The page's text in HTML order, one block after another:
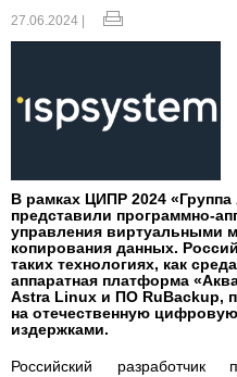
27.06.2024 |
В рамках ЦИПР 2024
представили программно-
управления виртуальными
копирования данных.
таких технологиях, как
аппаратная платформа
Astra Linux и ПО RuBackup,
на отечественную
издержками.
Российский разработчик